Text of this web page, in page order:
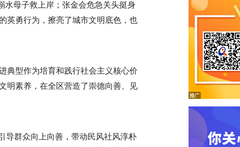
水母子救上岸；张金会危急关头挺身
英勇行为，擦亮了城市文明底色，也
典型作为培育和践行社会主义核心价
明素养，在全区营造了崇德向善、见
导群众向上向善，带动民风社风淳朴